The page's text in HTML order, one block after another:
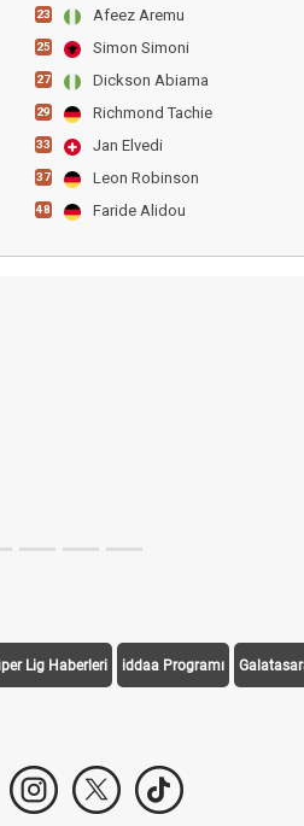
23 Afeez Aremu
25 Simon Simoni
27 Dickson Abiama
29 Richmond Tachie
33 Jan Elvedi
37 Leon Robinson
48 Faride Alidou
Lig Haberleri iddaa Programı